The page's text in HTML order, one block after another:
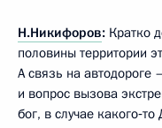
Н.Никифоров: Кратко
половины территории
А связь на автодороге
и вопрос вызова
бог, в случае какого‑то